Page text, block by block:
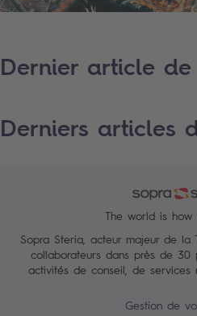
Dernier article
Derniers articles
The world is
Sopra Steria, acteur majeur de la
collaborateurs dans près de 30
activités de conseil, de services
Gestion de